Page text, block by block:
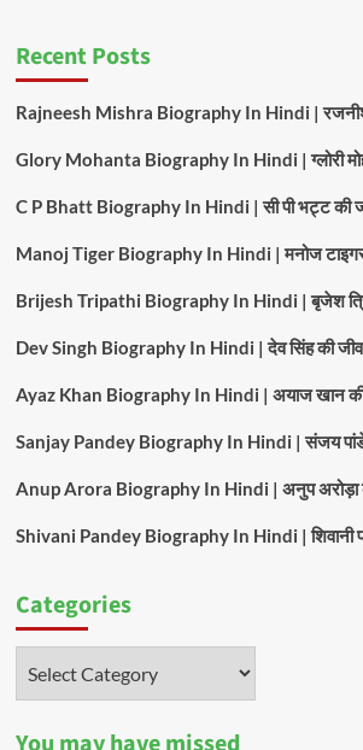
Recent Posts
Rajneesh Mishra Biography In Hindi | रजनीश
Glory Mohanta Biography In Hindi | ग्लोरी
C P Bhatt Biography In Hindi | सी पी भट्ट की
Manoj Tiger Biography In Hindi | मनोज टाइगर
Brijesh Tripathi Biography In Hindi | बृजेश
Dev Singh Biography In Hindi | देव सिंह की
Ayaz Khan Biography In Hindi | अयाज खान की
Sanjay Pandey Biography In Hindi | संजय
Anup Arora Biography In Hindi | अनुप अरोड़ा
Shivani Pandey Biography In Hindi | शिवानी
Categories